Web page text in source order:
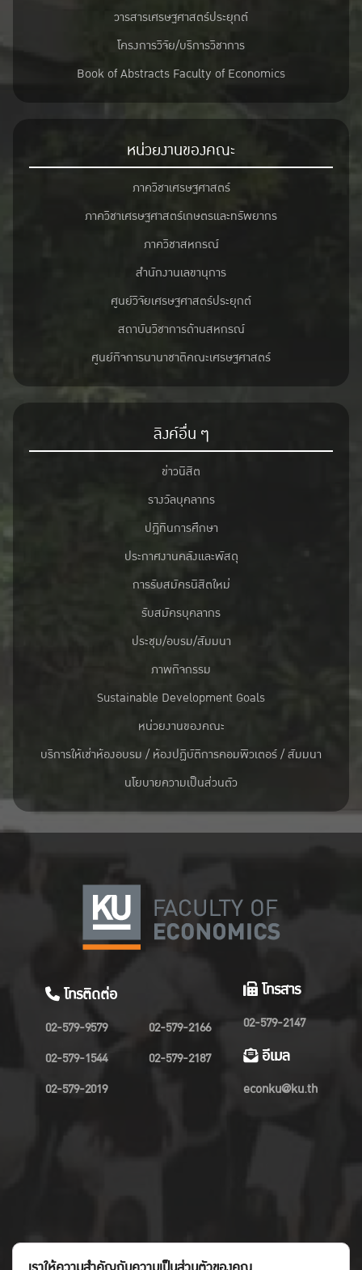
วารสารเศรษฐศาสตร์ประยุกต์
โครงการวิจัย/บริการวิชาการ
Book of Abstracts Faculty of Economics
หน่วยงานของคณะ
ภาควิชาเศรษฐศาสตร์
ภาควิชาเศรษฐศาสตร์เกษตรและทรัพยากร
ภาควิชาสหกรณ์
สำนักงานเลขานุการ
ศูนย์วิจัยเศรษฐศาสตร์ประยุกต์
สถาบันวิชาการด้านสหกรณ์
ศูนย์กิจการนานาชาติคณะเศรษฐศาสตร์
ลิงค์อื่น ๆ
ข่าวนิสิต
รางวัลบุคลากร
ปฎิทินการศึกษา
ประกาศงานคลังและพัสดุ
การรับสมัครนิสิตใหม่
รับสมัครบุคลากร
ประชุม/อบรม/สัมมนา
ภาพกิจกรรม
Sustainable Development Goals
หน่วยงานของคณะ
บริการให้เช่าห้องอบรม / ห้องปฏิบัติการคอมพิวเตอร์ / สัมมนา
นโยบายความเป็นส่วนตัว
โทรติดต่อ
02-579-9579
02-579-1544
02-579-2019
02-579-2166
02-579-2187
โทรสาร
02-579-2147
อีเมล
econku@ku.th